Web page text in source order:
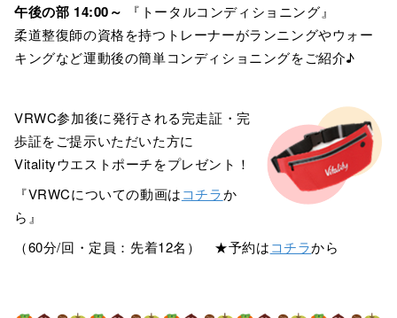
午後の部 14:00～
『トータルコンディショニング』
柔道整復師の資格を持つトレーナーがランニングやウォー
キングなど運動後の簡単コンディショニングをご紹介♪
VRWC参加後に発行される完走証・完
歩証をご提示いただいた方に
Vitalityウエストポーチをプレゼント！
『VRWCについての動画はコチラか
ら』
（60分/回・定員：先着12名） ★予約はコチラから